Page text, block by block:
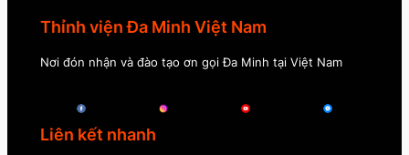
Thỉnh viện Đa Minh Việt Nam
Nơi đón nhận và đào tạo ơn gọi Đa Minh tại Việt Nam
Liên kết nhanh